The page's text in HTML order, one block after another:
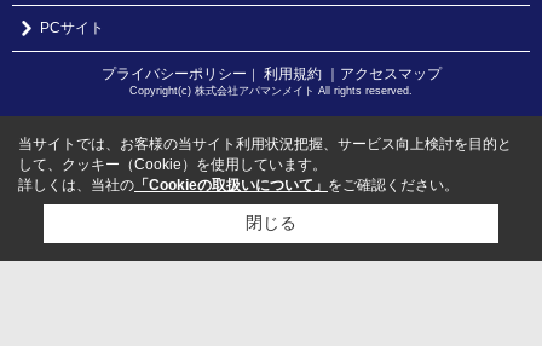
PCサイト
プライバシーポリシー ｜ 利用規約 ｜アクセスマップ
Copyright(c) 株式会社アパマンメイト All rights reserved.
当サイトでは、お客様の当サイト利用状況把握、サービス向上検討を目的と
して、クッキー（Cookie）を使用しています。
詳しくは、当社の 「Cookieの取扱いについて」 をご確認ください。
閉じる